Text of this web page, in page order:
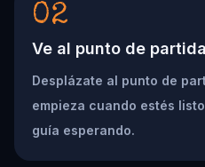
02
Ve al punto de partida
Desplázate al punto de
empieza cuando estés
guía esperando.